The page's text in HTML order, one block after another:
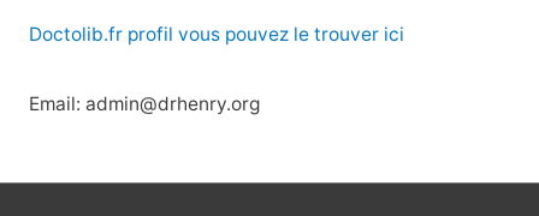
Doctolib.fr profil vous pouvez le trouver ici
Email: admin@drhenry.org